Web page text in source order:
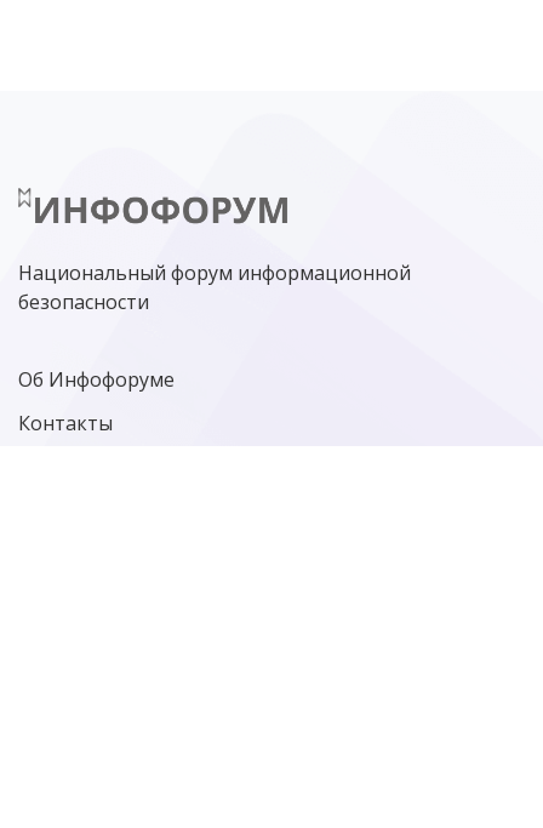
МИНЦИФРЫ РОССИИ NGFW
Национальный форум информационной
безопасности
Об Инфофоруме
Контакты